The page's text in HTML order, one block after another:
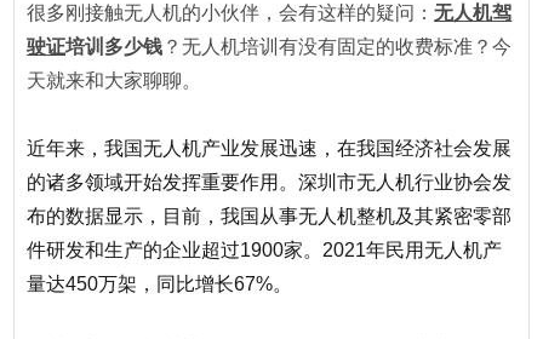
很多刚接触无人机的小伙伴，会有这样的疑问：无人机驾
驶证培训多少钱 ？无人机培训有没有固定的收费标准？今
天就来和大家聊聊。
近年来，我国无人机产业发展迅速，在我国经济社会发展
的诸多领域开始发挥重要作用。深圳市无人机行业协会发
布的数据显示，目前，我国从事无人机整机及其紧密零部
件研发和生产的企业超过1900家。 2021年民用无人机产
量达450万架，同比增长67%。